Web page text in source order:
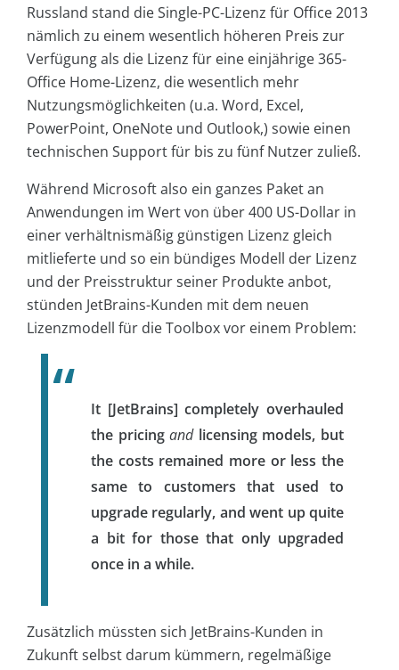
Russland stand die Single-PC-Lizenz für Office 2013
nämlich zu einem wesentlich höheren Preis zur
Verfügung als die Lizenz für eine einjährige 365-
Office Home-Lizenz, die wesentlich mehr
Nutzungsmöglichkeiten (u.a. Word, Excel,
PowerPoint, OneNote und Outlook,) sowie einen
technischen Support für bis zu fünf Nutzer zuließ.
Während Microsoft also ein ganzes Paket an
Anwendungen im Wert von über 400 US-Dollar in
einer verhältnismäßig günstigen Lizenz gleich
mitlieferte und so ein bündiges Modell der Lizenz
und der Preisstruktur seiner Produkte anbot,
stünden JetBrains-Kunden mit dem neuen
Lizenzmodell für die Toolbox vor einem Problem:
It [JetBrains] completely overhauled
the pricingandlicensing models, but
the costs remained more or less the
same to customers that used to
upgrade regularly, and went up quite
a bit for those that only upgraded
once in a while.
Zusätzlich müssten sich JetBrains-Kunden in
Zukunft selbst darum kümmern, regelmäßige